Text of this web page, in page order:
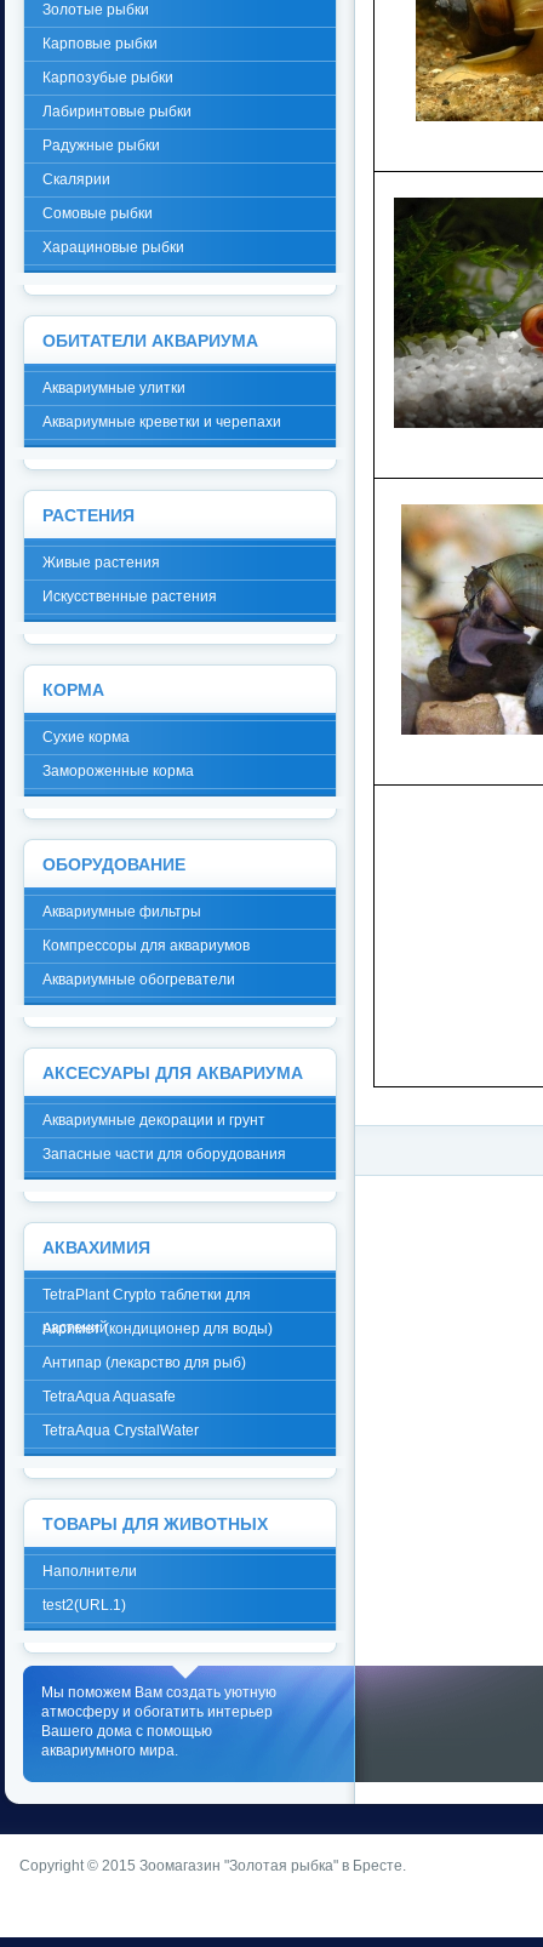
Золотые рыбки
Карповые рыбки
Карпозубые рыбки
Лабиринтовые рыбки
Радужные рыбки
Скалярии
Сомовые рыбки
Харациновые рыбки
ОБИТАТЕЛИ АКВАРИУМА
Аквариумные улитки
Аквариумные креветки и черепахи
РАСТЕНИЯ
Живые растения
Искусственные растения
КОРМА
Сухие корма
Замороженные корма
ОБОРУДОВАНИЕ
Аквариумные фильтры
Компрессоры для аквариумов
Аквариумные обогреватели
АКСЕСУАРЫ ДЛЯ АКВАРИУМА
Аквариумные декорации и грунт
Запасные части для оборудования
АКВАХИМИЯ
TetraPlant Crypto таблетки для
растений
Акримет (кондиционер для воды)
Антипар (лекарство для рыб)
TetraAqua Aquasafe
TetraAqua CrystalWater
ТОВАРЫ ДЛЯ ЖИВОТНЫХ
Наполнители
test2(URL.1)
Мы поможем Вам создать уютную
атмосферу и обогатить интерьер
Вашего дома с помощью
аквариумного мира.
Copyright © 2015 Зоомагазин "Золотая рыбка" в Бресте.